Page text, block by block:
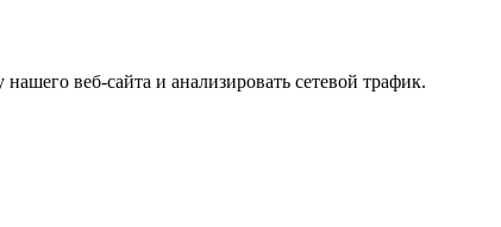
веб-сайта и анализировать сетевой трафик.